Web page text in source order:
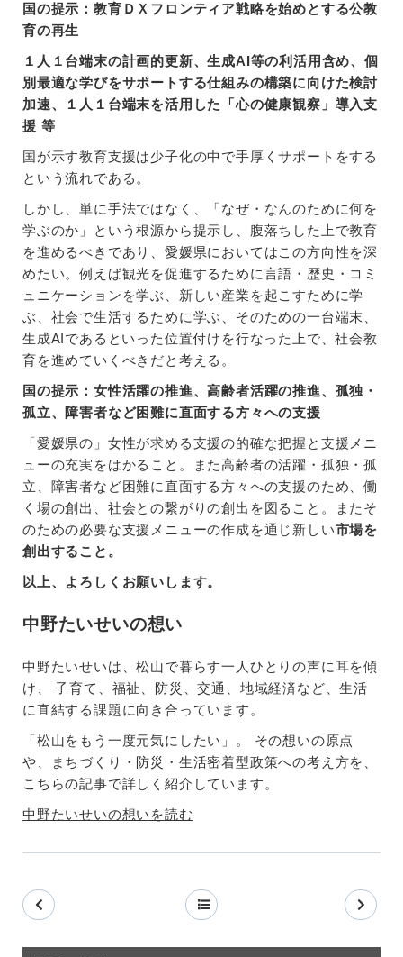
国の提示：教育ＤＸフロンティア戦略を始めとする公教
育の再生
１人１台端末の計画的更新、生成AI等の利活用含め、個
別最適な学びをサポートする仕組みの構築に向けた検討
加速、１人１台端末を活用した「心の健康観察」導入支
援 等
国が示す教育支援は少子化の中で手厚くサポートをする
という流れである。
しかし、単に手法ではなく、「なぜ・なんのために何を
学ぶのか」という根源から提示し、腹落ちした上で教育
を進めるべきであり、愛媛県においてはこの方向性を深
めたい。例えば観光を促進するために言語・歴史・コミ
ュニケーションを学ぶ、新しい産業を起こすために学
ぶ、社会で生活するために学ぶ、そのための一台端末、
生成AIであるといった位置付けを行なった上で、社会教
育を進めていくべきだと考える。
国の提示：女性活躍の推進、高齢者活躍の推進、孤独・
孤立、障害者など困難に直面する方々への支援
「愛媛県の」女性が求める支援の的確な把握と支援メニ
ューの充実をはかること。また高齢者の活躍・孤独・孤
立、障害者など困難に直面する方々への支援のため、働
く場の創出、社会との繋がりの創出を図ること。またそ
のための必要な支援メニューの作成を通じ新しい市場を
創出すること。
以上、よろしくお願いします。
中野たいせいの想い
中野たいせいは、松山で暮らす一人ひとりの声に耳を傾
け、 子育て、福祉、防災、交通、地域経済など、生活
に直結する課題に向き合っています。
「松山をもう一度元気にしたい」。 その想いの原点
や、まちづくり・防災・生活密着型政策への考え方を、
こちらの記事で詳しく紹介しています。
中野たいせいの想いを読む